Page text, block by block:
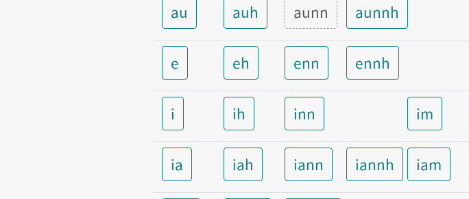
au auh aunn aunnh
e eh enn ennh
i ih inn im
ia iah iann iannh iam